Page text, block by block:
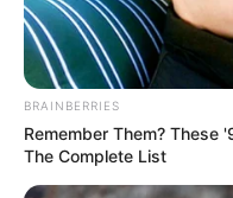
BRAINBERRIES
Remember Them? These
The Complete List